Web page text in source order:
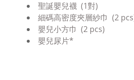
聖誕嬰兒襪 (1對)
細碼高密度夾層紗巾 (2
嬰兒小方巾 (2 pcs)
嬰兒尿片*